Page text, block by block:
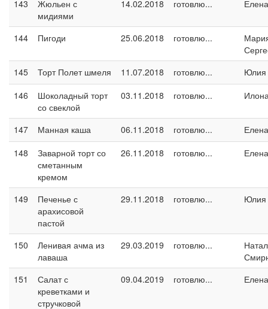
143
Жюльен с
мидиями
14.02.2018 готовлю...
144 Пигоди 25.06.2018 готовлю...
145
Торт Полет шмеля 11.07.2018 готовлю...
Юлия
146
Шоколадный торт
со свеклой
03.11.2018 готовлю...
147 Манная каша 06.11.2018 готовлю...
148
Заварной торт со
сметанным
кремом
26.11.2018 готовлю...
149
Печенье с
арахисовой
пастой
29.11.2018 готовлю... Юлия
150
Ленивая ачма из
лаваша
29.03.2019 готовлю...
151
Салат с
креветками и
стручковой
09.04.2019 готовлю...